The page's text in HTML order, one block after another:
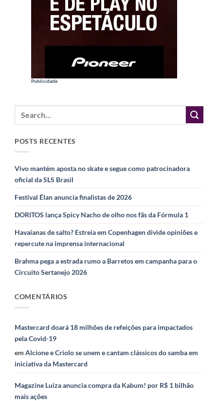
Publicidade
POSTS RECENTES
Vivo mantém aposta no skate e segue como patrocinadora
oficial da SLS Brasil
Festival Élan anuncia finalistas de 2026
DORITOS lança Spicy Nacho de olho nos fãs da Fórmula 1
Havaianas de salto? Estreia em Copenhagen divide opiniões e
repercute na imprensa internacional
Brahma pega a estrada rumo a Barretos em campanha para o
Circuito Sertanejo 2026
COMENTÁRIOS
Mastercard doará 18 milhões de refeições para impactados
pela Covid-19
em Alcione e Criolo se unem e cantam clássicos do samba em
iniciativa da Mastercard
Magazine Luiza anuncia compra da Kabum! por R$ 1 bilhão
mais ações